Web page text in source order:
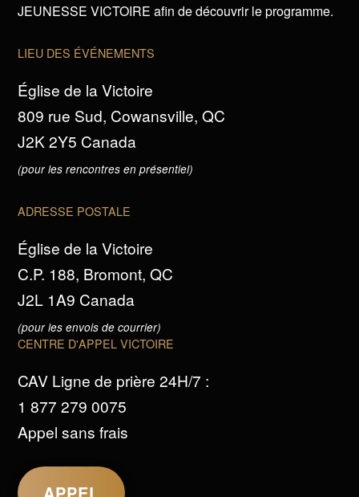
JEUNESSE VICTOIRE afin de découvrir le programme.
LIEU DES ÉVÉNEMENTS
Église de la Victoire
809 rue Sud, Cowansville, QC
J2K 2Y5 Canada
(pour les rencontres en présentiel)
ADRESSE POSTALE
Église de la Victoire
C.P. 188, Bromont, QC
J2L 1A9 Canada
(pour les envois de courrier)
CENTRE D'APPEL VICTOIRE
CAV Ligne de prière 24H/7 :
1 877 279 0075
Appel sans frais